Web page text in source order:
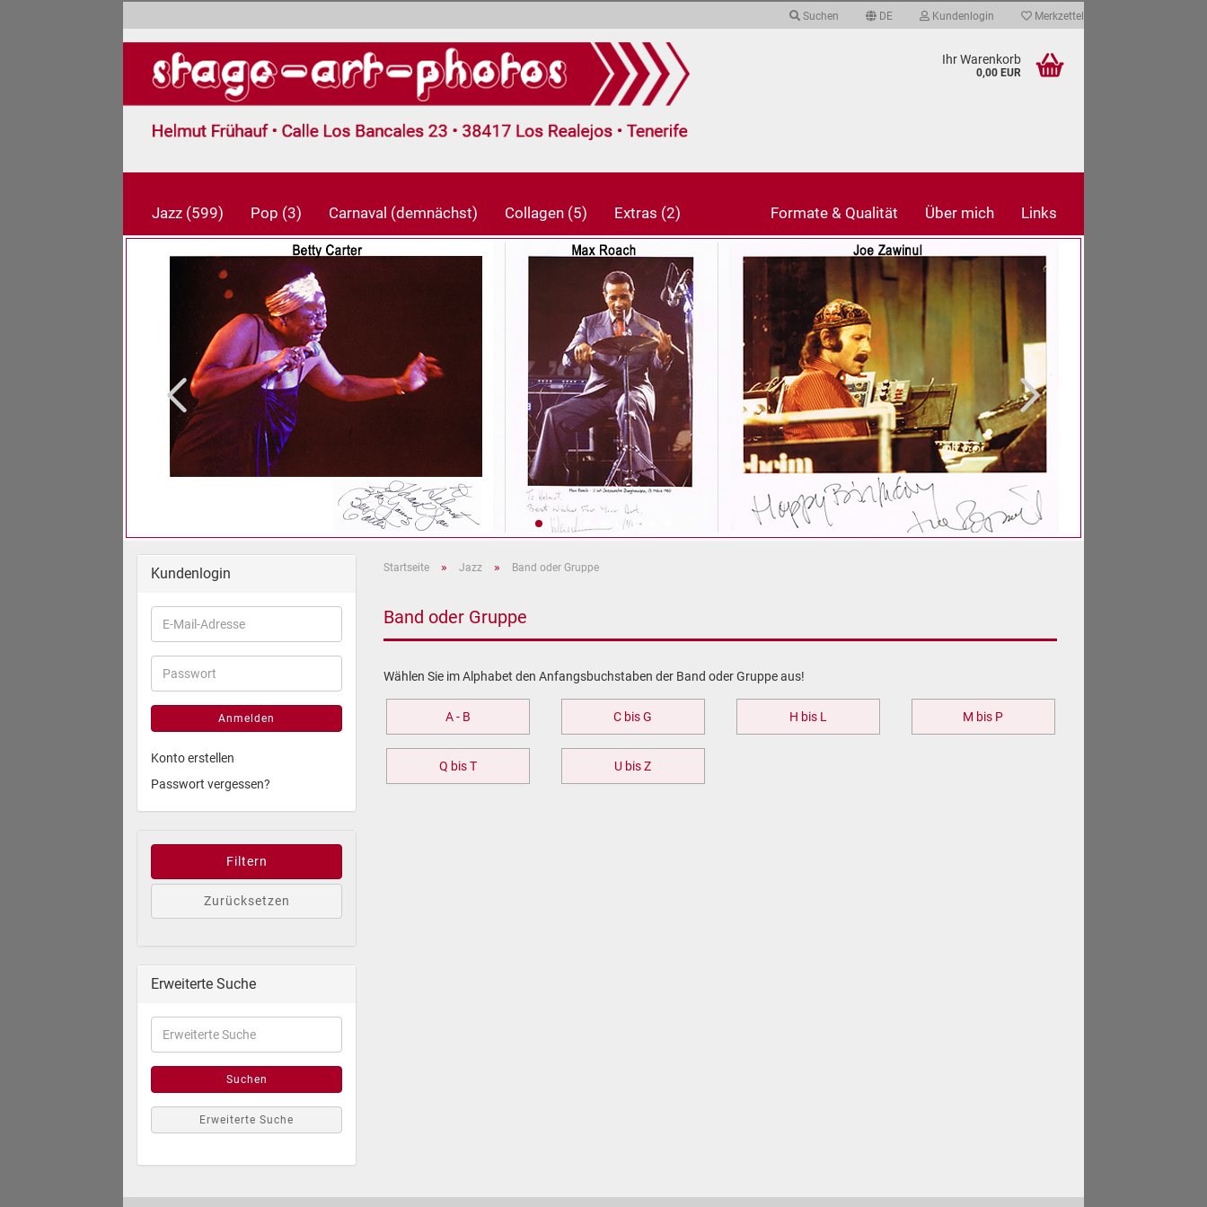
Suchen DE
Sprache auswählen
Währung auswählen
Kundenlogin
Konto erstellen
Passwort vergessen?
Merkzettel
Ihr Warenkorb
0,00 EUR
Jazz (599) Pop (3) Carnaval (demnächst) Collagen (5) Extras (2) Formate & Qualität Über mich Links
Startseite » Jazz » Band oder Gruppe
Band oder Gruppe
Wählen Sie im Alphabet den Anfangsbuchstaben der Band oder Gruppe aus!
A - B C bis G H bis L M bis P
Q bis T U bis Z
Kundenlogin
Anmelden
Konto erstellen
Passwort vergessen?
Filtern
Zurücksetzen
Erweiterte Suche
Suchen
Erweiterte Suche